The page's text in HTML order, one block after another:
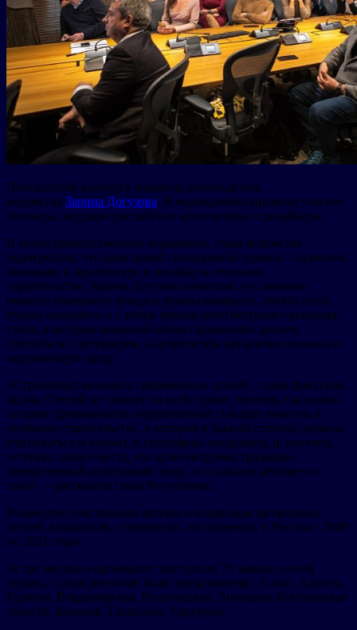
Победителей конкурса объявила руководитель
ведомства Зарина Догузова. В мероприятии приняли участие
отельеры, ведущие российские архитекторы и дизайнеры.
В своем приветственном обращении, глава ведомства
подчеркнула, что идея новой специальной премии – привлечь
внимание к архитектуре и дизайну в отельном
строительстве. Зарина Догузова отметила, что помимо
емкости номерного фонда и уровня комфорта, любой отель
нужно оценивать и с точки зрения архитектурного решения,
стиля, в котором внешний облик гармонично должен
сочетаться с интерьером, а архитектура органично вписана в
окружающую среду.
«Строительство новых современных отелей – наша фокусная
задача. Отелей не хватает по всей стране, поэтому так важно
сегодня сформировать определённый стандарт качества в
отельном строительстве, в котором в равной степени должны
учитываться и климат, и специфика ландшафта, и, конечно,
эстетика самого места, его архитектурные традиции,
определенный культурный «код», и в каждом регионе он
свой», – рассказала глава Ростуризма.
В конкурсе участвовали авторы и владельцы загородных
отелей, кемпингов, глэмпингов, построенных в России с 2009
по 2021 годы.
За три месяца в оргкомитет поступило 76 заявок со всей
страны. Среди регионов были представлены: Алтай, Адыгея,
Бурятия, Владимирская, Вологодская, Липецкая, Костромская
области, Карелия, Татарстан, Удмуртия.